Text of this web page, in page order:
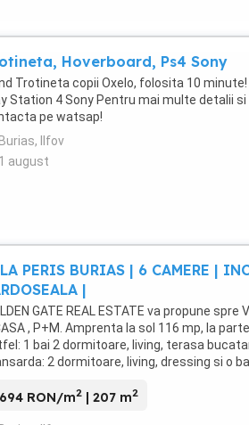
Hoverboard, Ps4 Sony
Trotineta copii Oxelo, folosita 10
Station 4 Sony Pentru mai multe detalii
pe watsap!
Burias, Ilfov
1 august
PERIS BURIAS | 6 CAMERE |
|
GATE REAL ESTATE va propune
, P+M. Amprenta la sol 116 mp, la
1 bai 2 dormitoare, living, terasa
2 dormitoare, living, dressing si o
RON/m2 | 207 m2